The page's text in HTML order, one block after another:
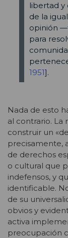
libertad y
de la
opinión
para
1951].
Nada de esto
al contrario. La
construir un
precisamente,
de derechos
o cultural que
indefensos, y
identificable.
de su
obvios y
activa
preocupación